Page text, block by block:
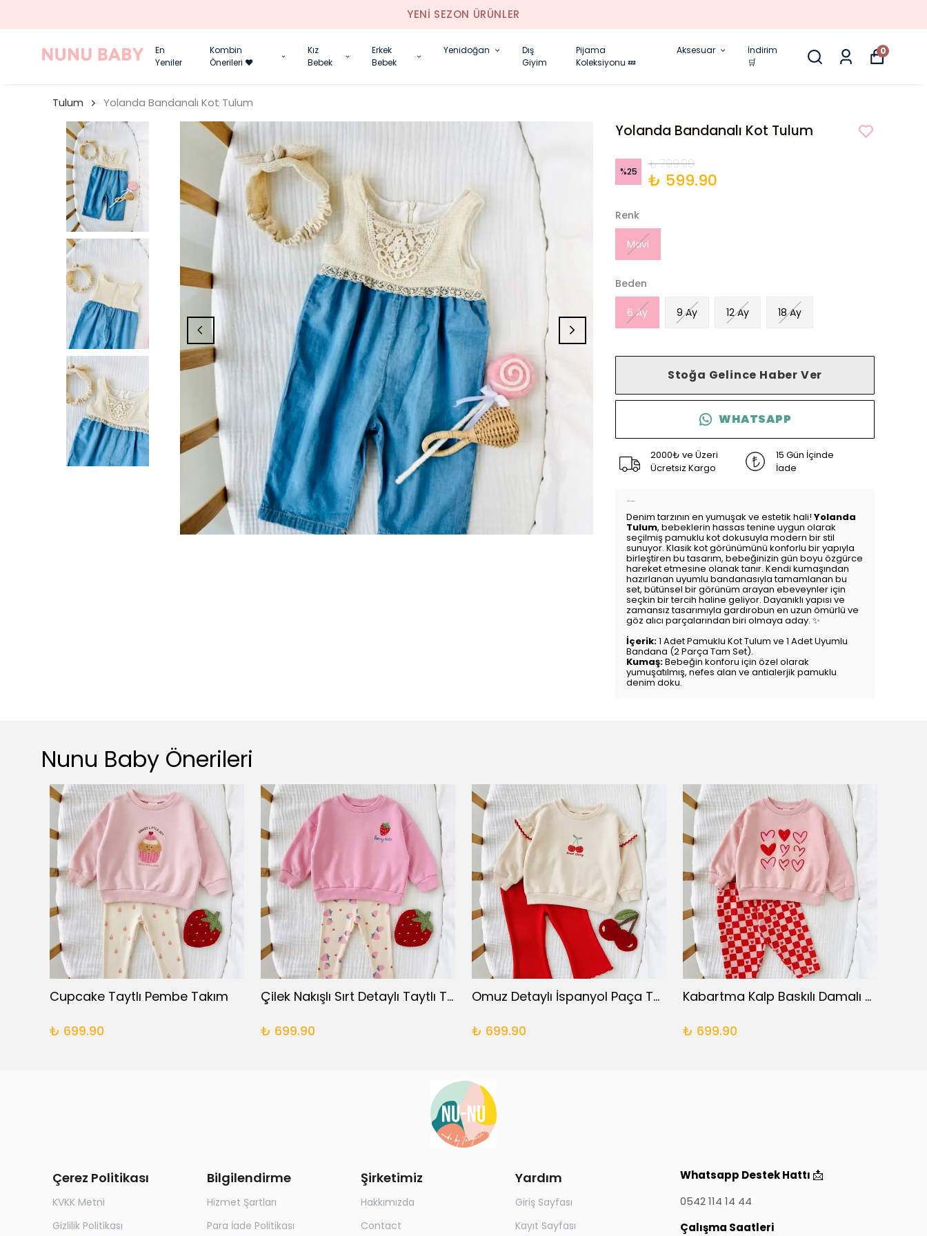
YENI SEZON ÜRÜNLER
En
Yeniler
Kombin
Önerileri ❤️
Kız
Bebek
Erkek
Bebek
Yenidoğan
Dış
Giyim
Pijama
Koleksiyonu 💤
Aksesuar
İndirim
🛒
0
Tulum Yolanda Bandanalı Kot Tulum
Yolanda Bandanalı Kot Tulum
%25 ₺ 799.90
₺ 599.90
Renk
Mavi
Beden
6 Ay 9 Ay 12 Ay 18 Ay
Stoğa Gelince Haber Ver
WHATSAPP
2000₺ ve Üzeri
Ücretsiz Kargo
15 Gün İçinde
İade
Denim tarzının en yumuşak ve estetik hali! Yolanda
Tulum, bebeklerin hassas tenine uygun olarak
seçilmiş pamuklu kot dokusuyla modern bir stil
sunuyor. Klasik kot görünümünü konforlu bir yapıyla
birleştiren bu tasarım, bebeğinizin gün boyu özgürce
hareket etmesine olanak tanır. Kendi kumaşından
hazırlanan uyumlu bandanasıyla tamamlanan bu
set, bütünsel bir görünüm arayan ebeveynler için
seçkin bir tercih haline geliyor. Dayanıklı yapısı ve
zamansız tasarımıyla gardırobun en uzun ömürlü ve
göz alıcı parçalarından biri olmaya aday. ✨
İçerik:1 Adet Pamuklu Kot Tulum ve 1 Adet Uyumlu
Bandana (2 Parça Tam Set).
Kumaş:Bebeğin konforu için özel olarak
yumuşatılmış, nefes alan ve antialerjik pamuklu
denim doku.
Nunu Baby Önerileri
Cupcake Taytlı Pembe Takım
₺ 699.90
Çilek Nakışlı Sırt Detaylı Taytlı Takım
₺ 699.90
Omuz Detaylı İspanyol Paça Takım
₺ 699.90
Kabartma Kalp Baskılı Damalı Takım
₺ 699.90
Çerez Politikası
KVKK Metni
Gizlilik Politikası
Bilgilendirme
Hizmet Şartları
Para İade Politikası
Şirketimiz
Hakkımızda
Contact
Yardım
Giriş Sayfası
Kayıt Sayfası
Whatsapp Destek Hattı 📩
0542 114 14 44
Çalışma Saatleri